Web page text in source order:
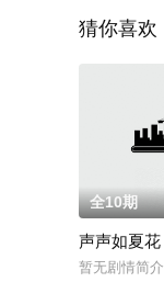
猜你喜欢
全10期
声声如夏花
暂无剧情简介